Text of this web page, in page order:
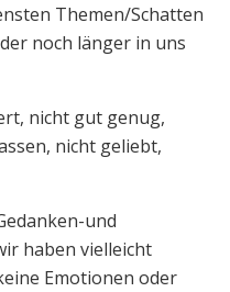
Themen/Schatten
noch länger in uns
nicht gut genug,
nicht geliebt,
und
haben vielleicht
Emotionen oder